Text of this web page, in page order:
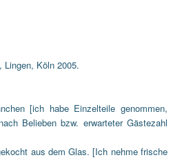
, Lingen, Köln 2005.
[ich habe Einzelteile genommen,
Belieben bzw. erwarteter Gästezahl
aus dem Glas. [Ich nehme frische